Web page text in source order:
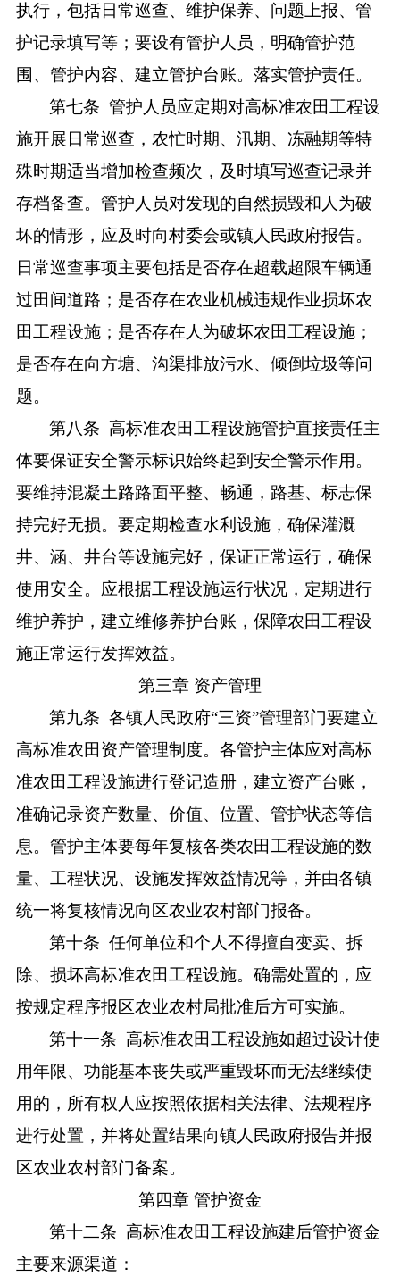
执行，包括日常巡查、维护保养、问题上报、管
护记录填写等；要设有管护人员，明确管护范
围、管护内容、建立管护台账。落实管护责任。
第七条 管护人员应定期对高标准农田工程设
施开展 日常巡查 ， 农忙时期、 汛期、冻融期等特
殊时期适当增加检查频次 ， 及时填写巡查记录并
存档备查。管护人员对发现的自然损毁和人为破
坏的情形，应及时向村委会或镇人民政府报告。
日常巡查事项主要包括是否存在超载超限车辆通
过田间道路；是否存在农业机械违规作业损坏农
田工程设施；是否存在人为破坏农田工程设施；
是否存在向方塘、沟渠排放污水、倾倒垃圾等问
题。
第八条 高标准农田工程设施管护直接责任主
体要保证安全警示标识始终起到安全警示作用。
要维持混凝土路路面平整、畅通，路基、标志保
持完好无损。要定期检查水利设施，确保灌溉
井、涵、井台等设施完好，保证正常运行，确保
使用安全。应根据工程设施运行状况，定期进行
维护养护，建立维修养护台账，保障农田工程设
施正常运行发挥效益。
第三章 资产管理
第九条 各镇人民政府“三资”管理部门要建立
高标准农田资产管理制度。 各管护主体应对高标
准农田工程设施进行登记造册，建立资产台账，
准确记录资产数量、价值、位置、管护状态等信
息。 管护主体要每年复核各类农田工程设施的数
量、工程状况、设施发挥效益情况等，并由各镇
统一将复核情况向区农业农村部门报备。
第十条 任何单位和个人不得擅自变卖、拆
除、损坏高标准农田工程设施。确需处置的，应
按规定程序报区农业农村局批准后方可实施。
第十一条 高标准农田工程设施如超过设计使
用年限、功能基本丧失或严重毁坏而无法继续使
用的，所有权人应按照依据相关法律、法规程序
进行处置，并将处置结果向镇人民政府报告并报
区农业农村部门备案。
第四章 管护资金
第十二条 高标准农田工程设施建后管护资金
主要来源渠道：